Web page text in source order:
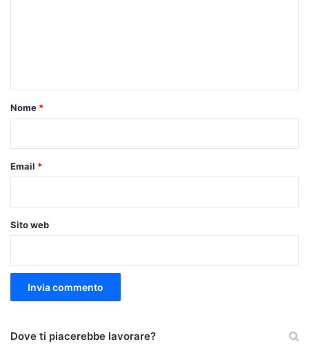
o
Nome *
Email *
Sito web
Dove ti piacerebbe lavorare?